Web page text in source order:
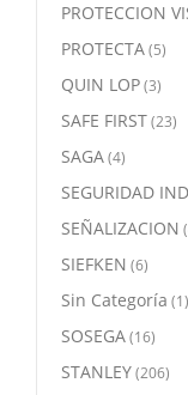
PROTECCION
PROTECTA(5)
QUIN LOP(3)
SAFE FIRST(23)
SAGA(4)
SEGURIDAD
SEÑALIZACION
SIEFKEN (6)
Sin Categoría (1)
SOSEGA(16)
STANLEY(206)